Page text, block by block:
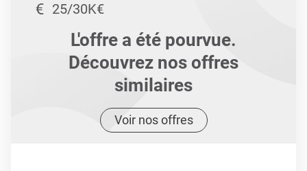
25/30K€
L'offre a été pourvue.
Découvrez nos offres
similaires
Voir nos offres